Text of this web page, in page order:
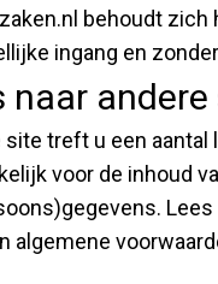
behoudt
ingang en
naar
site treft u een
voor de inhoud
algemene